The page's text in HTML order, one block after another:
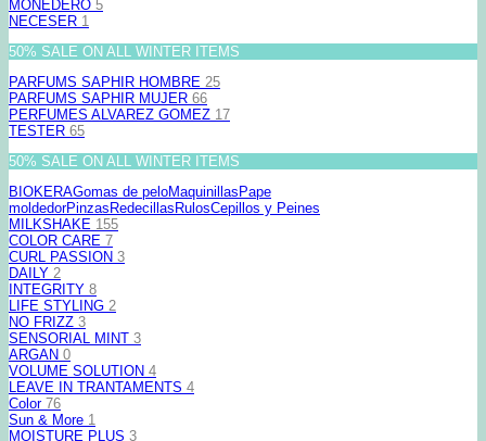
MONEDERO 5
NECESER 1
50% SALE ON ALL WINTER ITEMS
PARFUMS SAPHIR HOMBRE 25
PARFUMS SAPHIR MUJER 66
PERFUMES ALVAREZ GOMEZ 17
TESTER 65
50% SALE ON ALL WINTER ITEMS
BIOKERAGomas de peloMaquinillas Pape
moldedorPinzas Redecillas RulosCepillos y Peines
MILKSHAKE 155
COLOR CARE 7
CURL PASSION 3
DAILY 2
INTEGRITY 8
LIFE STYLING 2
NO FRIZZ 3
SENSORIAL MINT 3
ARGAN 0
VOLUME SOLUTION 4
LEAVE IN TRANTAMENTS 4
Color 76
Sun & More 1
MOISTURE PLUS 3